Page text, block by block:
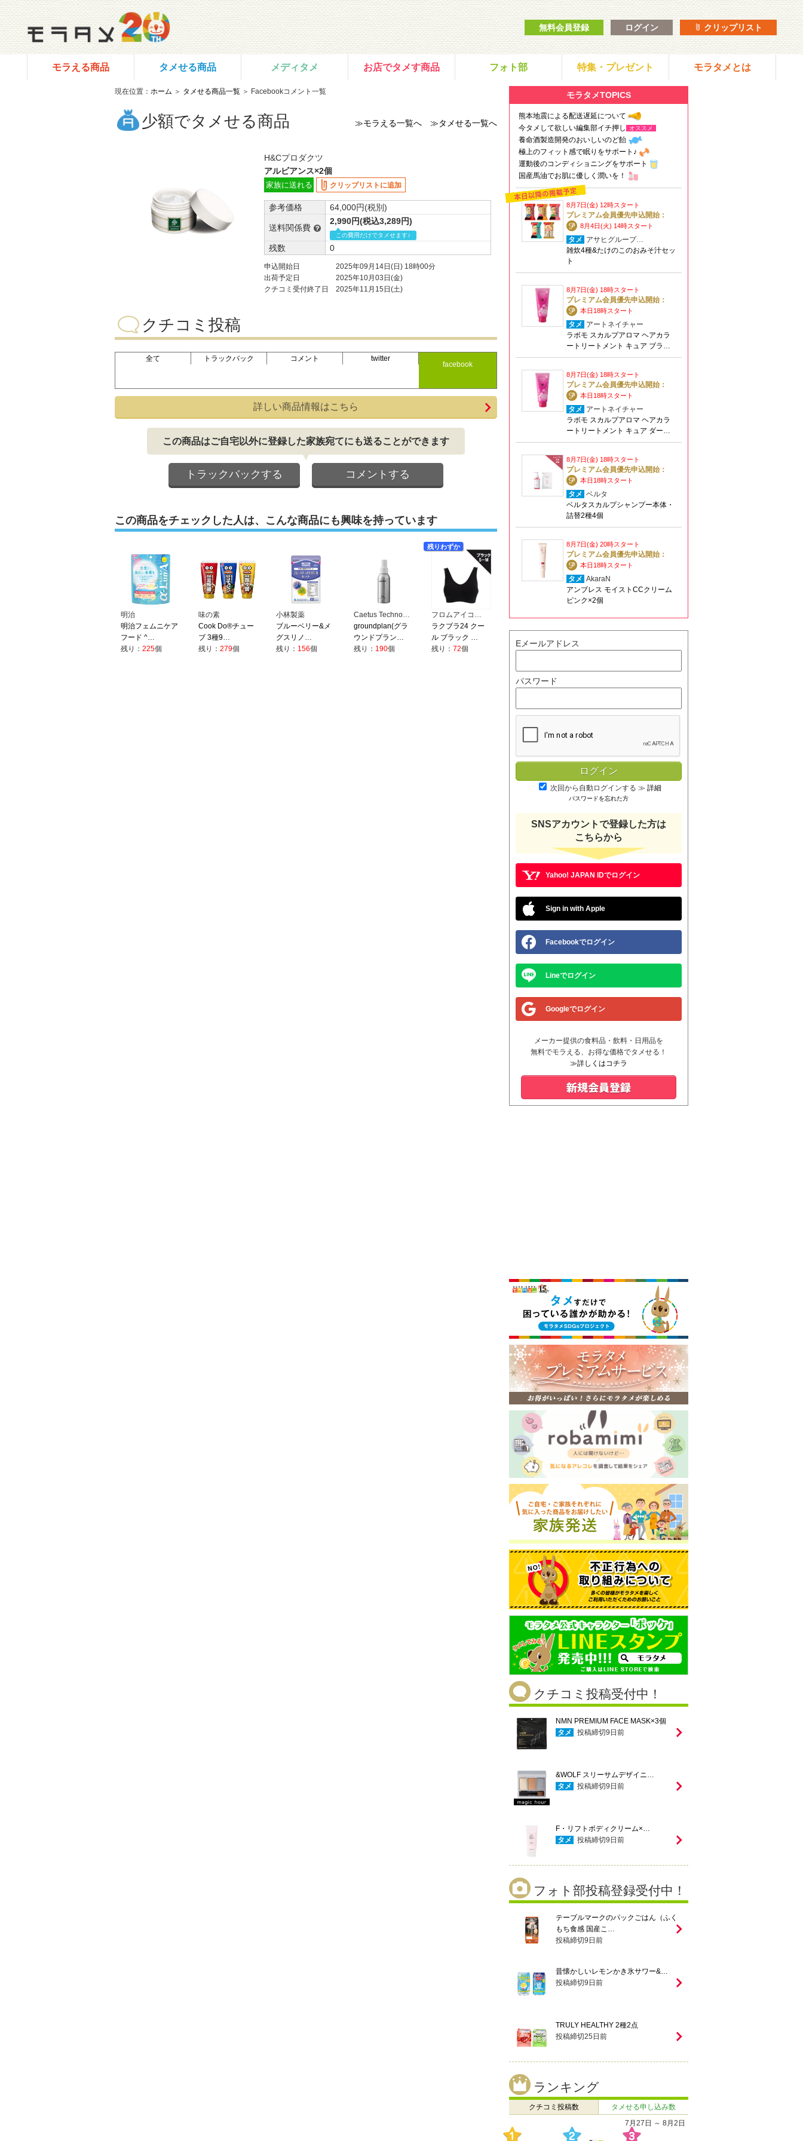
無料会員登録 ログイン クリップリスト
モラえる商品 タメせる商品 メディタメ お店でタメす商品 フォト部 特集・プレゼント モラタメとは
現在位置： ホーム ＞ タメせる商品一覧 ＞ Facebookコメント一覧
少額でタメせる商品 ≫モラえる一覧へ ≫タメせる一覧へ
H&Cプロダクツ
アルビアンス×2個
家族に送れる クリップリストに追加
参考価格 64,000円(税別)
送料関係費
2,990円(税込3,289円)
この費用だけでタメせます♪
残数 0
申込開始日
2025年09月14日(日) 18時00分
出荷予定日
2025年10月03日(金)
クチコミ受付終了日
2025年11月15日(土)
クチコミ投稿
全て トラックバック コメント twitter
facebook
詳しい商品情報はこちら
この商品はご自宅以外に登録した家族宛てにも送ることができます
トラックバックする コメントする
この商品をチェックした人は、こんな商品にも興味を持っています
明治
明治フェムニケア
フード ^…
残り： 225個
味の素
Cook Do®チュー
ブ 3種9…
残り： 279個
小林製薬
ブルーベリー&メ
グスリノ…
残り： 156個
Caetus Techno…
groundplan(グラ
ウンドプラン…
残り： 190個
フロムアイコ…
ラクブラ24 クー
ル ブラック …
残り： 72個
残りわずか
モラタメTOPICS
熊本地震による配送遅延について
今タメして欲しい編集部イチ押し
オススメ
養命酒製造開発のおいしいのど飴
極上のフィット感で眠りをサポート♪
運動後のコンディショニングをサポート
国産馬油でお肌に優しく潤いを！
8月7日(金) 12時スタート
プレミアム会員優先申込開始：
8月4日(火) 14時スタート
タメ アサヒグループ…
雑炊4種&たけのこのおみそ汁セッ
ト
8月7日(金) 18時スタート
プレミアム会員優先申込開始：
本日18時スタート
タメ アートネイチャー
ラボモ スカルプアロマ ヘアカラ
ートリートメント キュア ブラ…
8月7日(金) 18時スタート
プレミアム会員優先申込開始：
本日18時スタート
タメ アートネイチャー
ラボモ スカルプアロマ ヘアカラ
ートリートメント キュア ダー…
8月7日(金) 18時スタート
プレミアム会員優先申込開始：
本日18時スタート
タメ ベルタ
ベルタスカルプシャンプー本体・
詰替2種4個
8月7日(金) 20時スタート
プレミアム会員優先申込開始：
本日18時スタート
タメ AkaraN
アンブレス モイストCCクリーム
ピンク×2個
Eメールアドレス
パスワード
次回から自動ログインする ≫ 詳細
パスワードを忘れた方
SNSアカウントで登録した方は
こちらから
Yahoo! JAPAN IDでログイン
Sign in with Apple
Facebookでログイン
Lineでログイン
Googleでログイン
メーカー提供の食料品・飲料・日用品を
無料でモラえる、お得な価格でタメせる！
≫詳しくはコチラ
クチコミ投稿受付中！
NMN PREMIUM FACE MASK×3個
タメ
投稿締切9 日前
&WOLF スリーサムデザイニ…
タメ
投稿締切9 日前
F・リフトボディクリーム×…
タメ
投稿締切9 日前
フォト部投稿登録受付中！
テーブルマークのパックごはん（ふく
もち食感 国産こ…
投稿締切9 日前
昔懐かしいレモンかき氷サワー&…
投稿締切9 日前
TRULY HEALTHY 2種2点
投稿締切25 日前
ランキング
クチコミ投稿数
タメせる申し込み数
7月27日 ～ 8月2日